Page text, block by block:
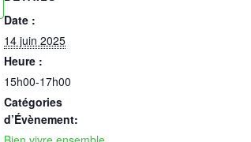
Date :
14 juin 2025
Heure :
15h00-17h00
Catégories
d’Évènement: